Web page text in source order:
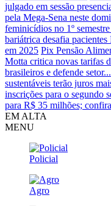
julgado em sessão
pela Mega-Sena neste
feminicídios no 1º
bariátrica desafia pacientes
em 2025 Pix Pensão
Motta critica novas tarifas
brasileiros e defende setor...
sustentáveis terão juros
inscrições para o segundo
para R$ 35 milhões;
EM ALTA
MENU
Policial
Agro